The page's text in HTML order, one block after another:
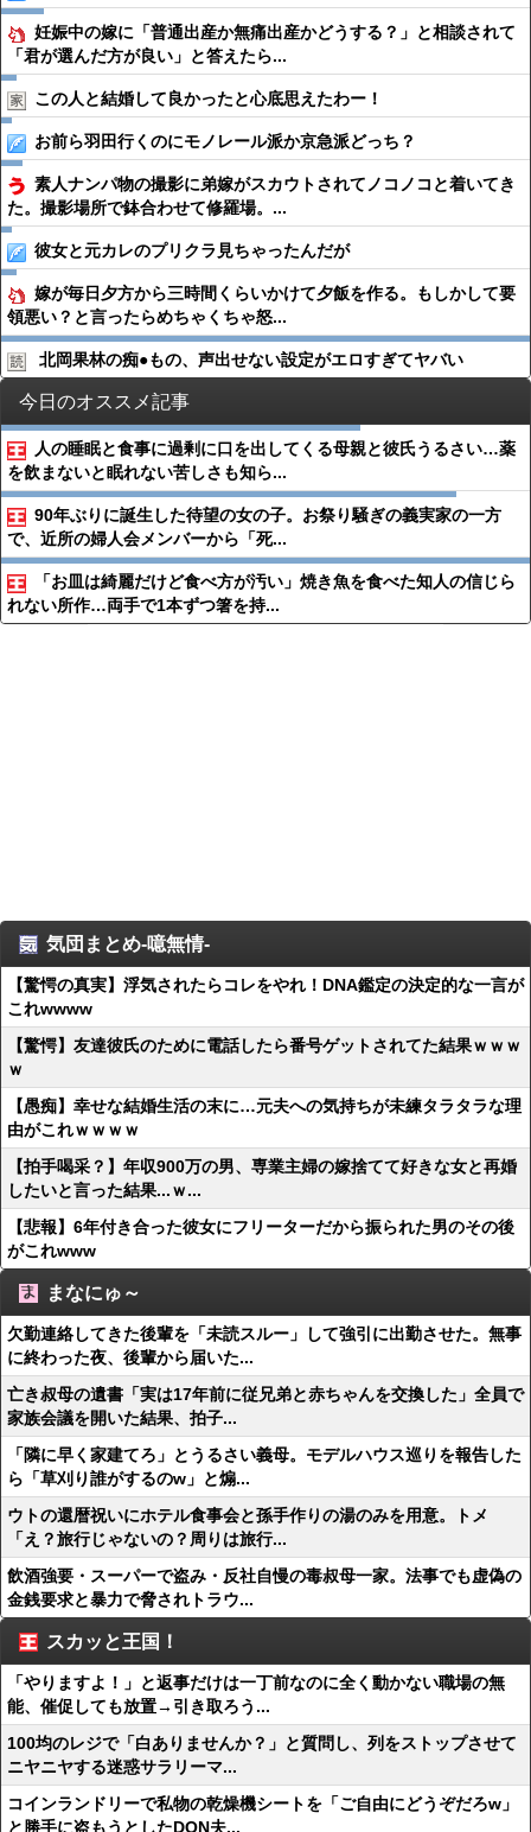
妊娠中の嫁に「普通出産か無痛出産かどうする？」と相談されて
「君が選んだ方が良い」と答えたら...
この人と結婚して良かったと心底思えたわー！
お前ら羽田行くのにモノレール派か京急派どっち？
素人ナンパ物の撮影に弟嫁がスカウトされてノコノコと着いてき
た。撮影場所で鉢合わせて修羅場。...
彼女と元カレのプリクラ見ちゃったんだが
嫁が毎日夕方から三時間くらいかけて夕飯を作る。もしかして要
領悪い？と言ったらめちゃくちゃ怒...
北岡果林の痴●︎もの、声出せない設定がエロすぎてヤバい
今日のオススメ記事
人の睡眠と食事に過剰に口を出してくる母親と彼氏うるさい…薬
を飲まないと眠れない苦しさも知ら...
90年ぶりに誕生した待望の女の子。お祭り騒ぎの義実家の一方
で、近所の婦人会メンバーから「死...
「お皿は綺麗だけど食べ方が汚い」焼き魚を食べた知人の信じら
れない所作…両手で1本ずつ箸を持...
気団まとめ-噫無情-
【驚愕の真実】浮気されたらコレをやれ！DNA鑑定の決定的な一言が
これwwww
【驚愕】友達彼氏のために電話したら番号ゲットされてた結果ｗｗｗ
ｗ
【愚痴】幸せな結婚生活の末に…元夫への気持ちが未練タラタラな理
由がこれｗｗｗｗ
【拍手喝采？】年収900万の男、専業主婦の嫁捨てて好きな女と再婚
したいと言った結果...ｗ...
【悲報】6年付き合った彼女にフリーターだから振られた男のその後
がこれwww
まなにゅ～
欠勤連絡してきた後輩を「未読スルー」して強引に出勤させた。無事
に終わった夜、後輩から届いた...
亡き叔母の遺書「実は17年前に従兄弟と赤ちゃんを交換した」全員で
家族会議を開いた結果、拍子...
「隣に早く家建てろ」とうるさい義母。モデルハウス巡りを報告した
ら「草刈り誰がするのw」と煽...
ウトの還暦祝いにホテル食事会と孫手作りの湯のみを用意。トメ
「え？旅行じゃないの？周りは旅行...
飲酒強要・スーパーで盗み・反社自慢の毒叔母一家。法事でも虚偽の
金銭要求と暴力で脅されトラウ...
スカッと王国！
「やりますよ！」と返事だけは一丁前なのに全く動かない職場の無
能、催促しても放置→引き取ろう...
100均のレジで「白ありませんか？」と質問し、列をストップさせて
ニヤニヤする迷惑サラリーマ...
コインランドリーで私物の乾燥機シートを「ご自由にどうぞだろw」
と勝手に盗もうとしたDQN夫...